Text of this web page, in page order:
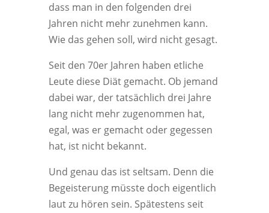
dass man in den folgenden drei
Jahren nicht mehr zunehmen kann.
Wie das gehen soll, wird nicht gesagt.
Seit den 70er Jahren haben etliche
Leute diese Diät gemacht. Ob jemand
dabei war, der tatsächlich drei Jahre
lang nicht mehr zugenommen hat,
egal, was er gemacht oder gegessen
hat, ist nicht bekannt.
Und genau das ist seltsam. Denn die
Begeisterung müsste doch eigentlich
laut zu hören sein. Spätestens seit